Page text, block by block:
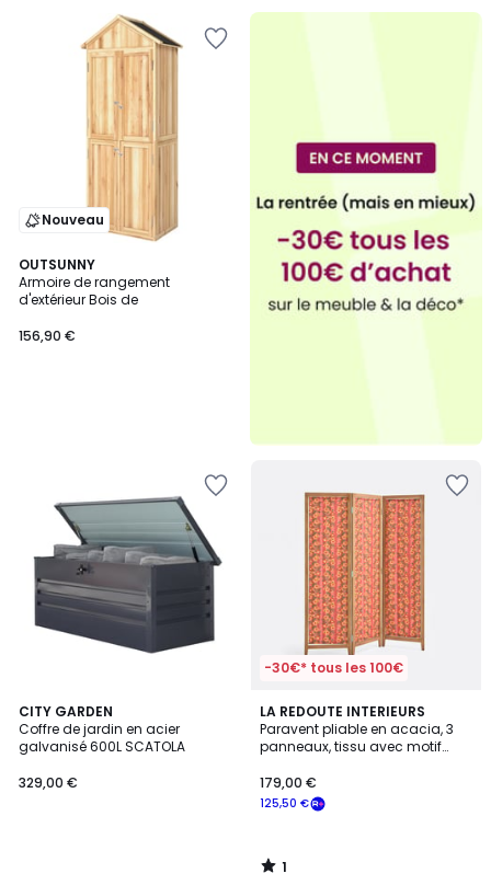
Nouveau
OUTSUNNY
Armoire de rangement
d'extérieur Bois de
156,90 €
CITY GARDEN
Coffre de jardin en acier
galvanisé 600L SCATOLA
329,00 €
-30€* tous les 100€
LA REDOUTE INTERIEURS
Paravent pliable en acacia, 3
panneaux, tissu avec motif
125,50 €
179,00 €
1
/
5
1
/